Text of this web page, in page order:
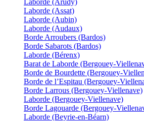
Laborde (Arudy)
Laborde (Assat)
Laborde (Aubin)
Laborde (Audaux)
Borde Arroubers (Bardos)
Borde Sabarots (Bardos)
Laborde (Bérenx)
Barat de Laborde (Bergouey-
Borde de Bourdette (Bergouey-
Borde de l’Espitau (Bergouey-
Borde Larrous (Bergouey-Viellenave)
Laborde (Bergouey-Viellenave)
Borde Lagouarde (Bergouey-
Laborde (Beyrie-en-Béarn)